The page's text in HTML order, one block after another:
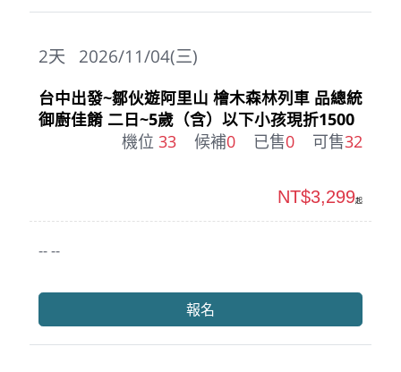
2026/11/04(三)
2天
台中出發~鄒伙遊阿里山 檜木森林列車 品總統
御廚佳餚 二日~5歲（含）以下小孩現折1500
機位 33 候補0 已售0 可售32
-- --
NT$3,299起
報名